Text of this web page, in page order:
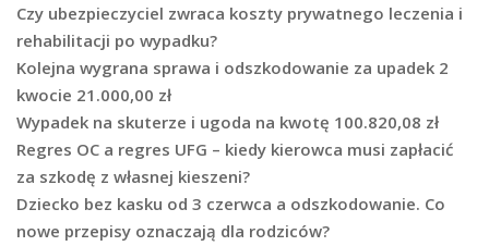
Czy ubezpieczyciel zwraca koszty prywatnego leczenia i
rehabilitacji po wypadku?
Kolejna wygrana sprawa i odszkodowanie za upadek 2
kwocie 21.000,00 zł
Wypadek na skuterze i ugoda na kwotę 100.820,08 zł
Regres OC a regres UFG – kiedy kierowca musi zapłacić
za szkodę z własnej kieszeni?
Dziecko bez kasku od 3 czerwca a odszkodowanie. Co
nowe przepisy oznaczają dla rodziców?